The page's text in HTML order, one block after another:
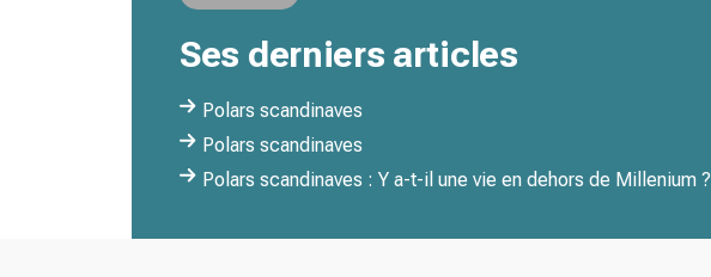
Ses derniers articles
Polars scandinaves
Polars scandinaves
Polars scandinaves : Y a-t-il une vie en dehors de Millenium ?